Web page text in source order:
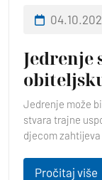
Jedrenje
Jedrenje može
stvara trajne
djecom
obitelji.
Pročitaj više